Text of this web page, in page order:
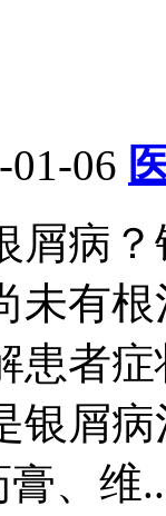
01-06
屑病
未有
患者
银屑
、维